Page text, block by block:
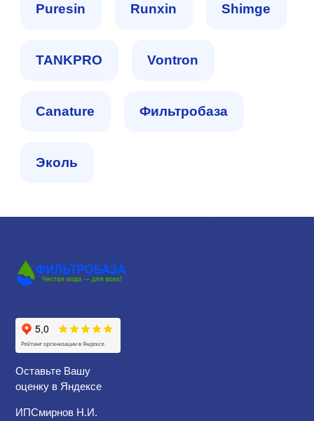
Puresin Runxin Shimge
TANKPRO Vontron
Сanature Фильтробаза
Эколь
Оставьте Вашу
оценку в Яндексе
ИПСмирнов Н.И.